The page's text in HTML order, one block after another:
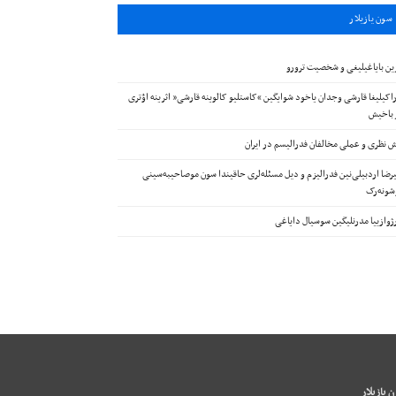
سون يازيلار
بایاغیلیغی و شخصیت ترورو
قارشی وجدان یاخود شوایگین “کاستلیو کالوینه قارشی” اثرینه اؤتری
باخیش
نظری و عملی مخالفان فدرالیسم در ایران
اردبیلی‌نین فدرالیزم و دیل مسئله‌لری حاقیندا سون موصاحیبه‌سینی
مدرنلیگین سوسیال دایاغی
يازيلار